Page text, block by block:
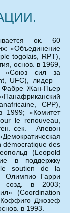
ок. 60
«Объединение
togolais, RPT),
основ. в 1969,
«Союз сил за
UFC), лидер –
Фабре Жан-Пьер
CPP),
1999; «Комитет
le renouveau,
сек. – Апевон
démocratique des
(Leopold
в поддержку
le soutien de la
Олимпио Гарри
созд. в 2003;
(Coordination
Коффиго Джозеф
в 1993.